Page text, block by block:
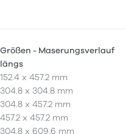
Größen - Maserungsverlauf
längs
152.4 x 457.2 mm
304.8 x 304.8 mm
304.8 x 457.2 mm
457.2 x 457.2 mm
304.8 x 609.6 mm